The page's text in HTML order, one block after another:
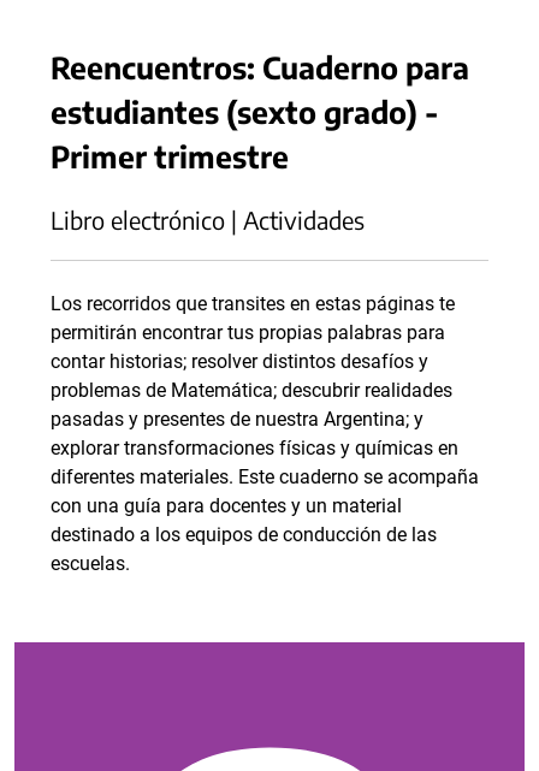
Reencuentros: Cuaderno para
estudiantes (sexto grado) -
Primer trimestre
Libro electrónico | Actividades
Los recorridos que transites en estas páginas te
permitirán encontrar tus propias palabras para
contar historias; resolver distintos desafíos y
problemas de Matemática; descubrir realidades
pasadas y presentes de nuestra Argentina; y
explorar transformaciones físicas y químicas en
diferentes materiales. Este cuaderno se acompaña
con una guía para docentes y un material
destinado a los equipos de conducción de las
escuelas.